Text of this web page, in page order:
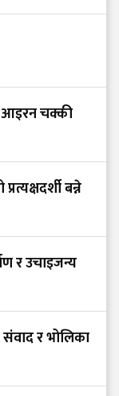
आइरन चक्की
बन्ने
र उचाइजन्य
र भोलिका